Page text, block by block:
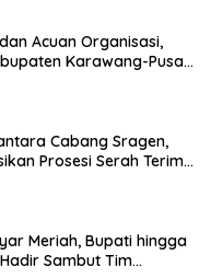
Acuan Organisasi,
Karawang-Pusat
Cabang Sragen,
Prosesi Serah Terima
Meriah, Bupati hingga
Sambut Tim